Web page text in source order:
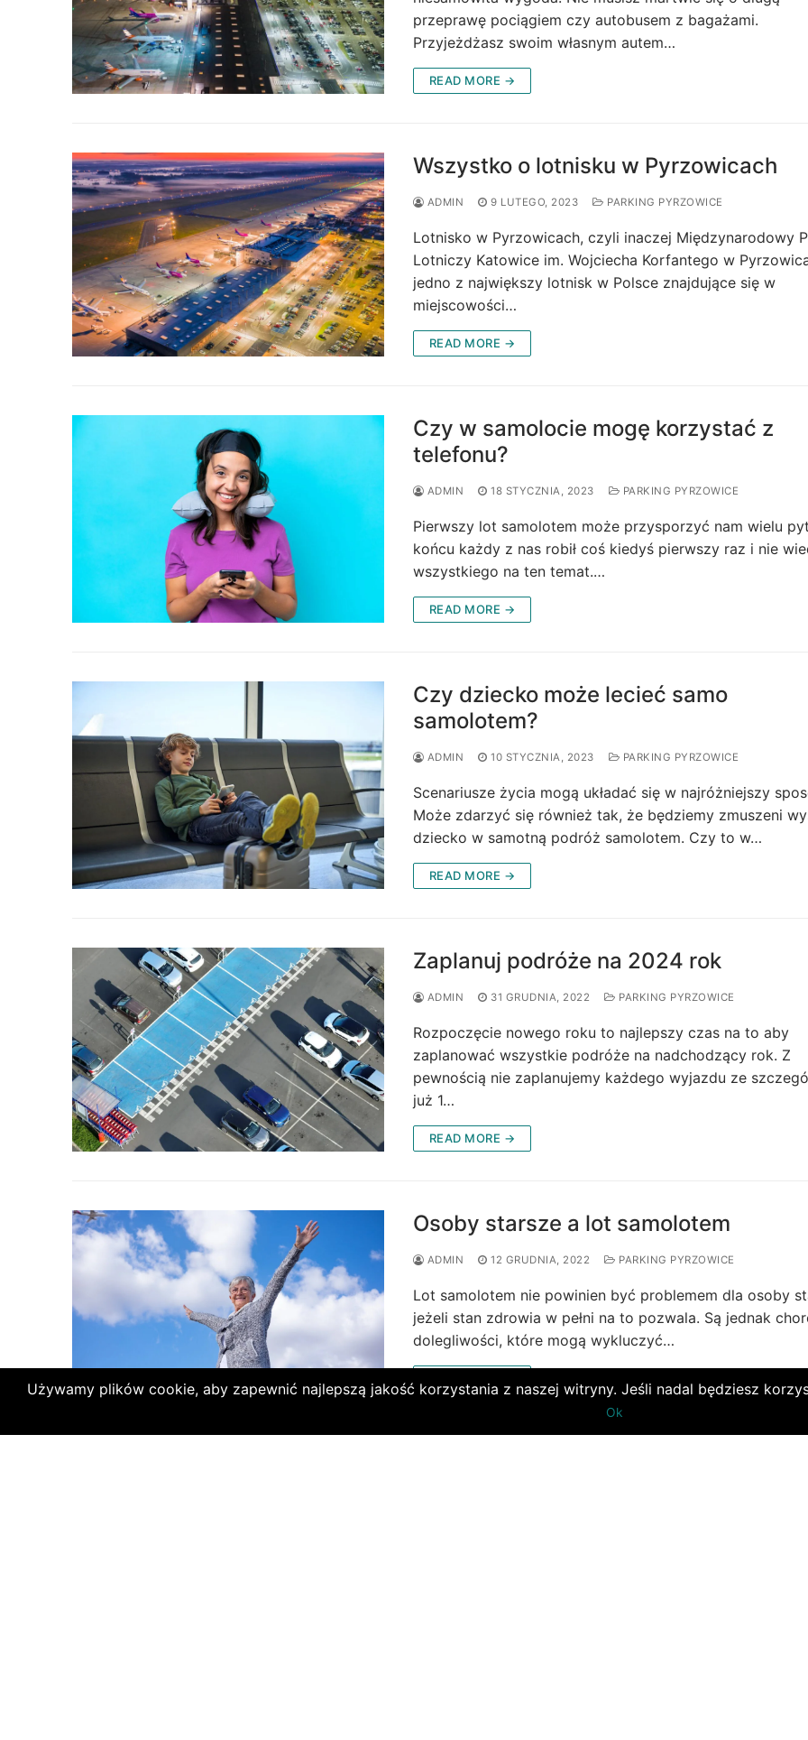
przeprawę pociągiem czy autobusem z bagażami.
Przyjeżdżasz swoim własnym autem…
READ MORE →
Wszystko o lotnisku w Pyrzowicach
ADMIN 9 LUTEGO, 2023 PARKING PYRZOWICE
Lotnisko w Pyrzowicach, czyli inaczej Międzynarodowy
Lotniczy Katowice im. Wojciecha Korfantego w
jedno z największy lotnisk w Polsce znajdujące się w
miejscowości…
READ MORE →
Czy w samolocie mogę korzystać z
telefonu?
ADMIN 18 STYCZNIA, 2023 PARKING PYRZOWICE
Pierwszy lot samolotem może przysporzyć nam wielu
końcu każdy z nas robił coś kiedyś pierwszy raz i nie
wszystkiego na ten temat.…
READ MORE →
Czy dziecko może lecieć samo
samolotem?
ADMIN 10 STYCZNIA, 2023 PARKING PYRZOWICE
Scenariusze życia mogą układać się w najróżniejszy
Może zdarzyć się również tak, że będziemy zmuszeni
dziecko w samotną podróż samolotem. Czy to w…
READ MORE →
Zaplanuj podróże na 2024 rok
ADMIN 31 GRUDNIA, 2022 PARKING PYRZOWICE
Rozpoczęcie nowego roku to najlepszy czas na to aby
zaplanować wszystkie podróże na nadchodzący rok. Z
pewnością nie zaplanujemy każdego wyjazdu ze
już 1…
READ MORE →
Osoby starsze a lot samolotem
ADMIN 12 GRUDNIA, 2022 PARKING PYRZOWICE
Lot samolotem nie powinien być problemem dla osoby
jeżeli stan zdrowia w pełni na to pozwala. Są jednak
dolegliwości, które mogą wykluczyć…
Używamy plików cookie, aby zapewnić najlepszą jakość korzystania z naszej witryny. Jeśli nadal będziesz
Ok